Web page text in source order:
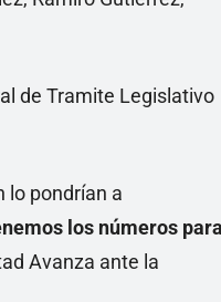
lo pondrían a
los números
Avanza ante la